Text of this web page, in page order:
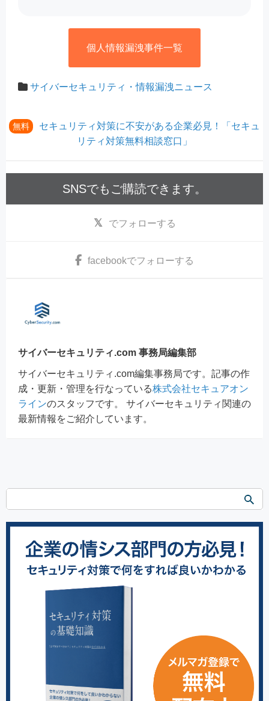
個人情報漏洩事件一覧
サイバーセキュリティ・情報漏洩ニュース
無料
セキュリティ対策に不安がある企業必見！「セキュ
リティ対策無料相談窓口」
SNSでもご購読できます。
でフォローする
facebookでフォローする
サイバーセキュリティ.com 事務局編集部
サイバーセキュリティ.com編集事務局です。記事の作
成・更新・管理を行なっている株式会社セキュアオン
ラインのスタッフです。 サイバーセキュリティ関連の
最新情報をご紹介しています。